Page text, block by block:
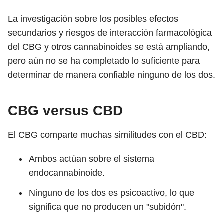
La investigación sobre los posibles efectos
secundarios y riesgos de interacción farmacológica
del CBG y otros cannabinoides se está ampliando,
pero aún no se ha completado lo suficiente para
determinar de manera confiable ninguno de los dos.
CBG versus CBD
El CBG comparte muchas similitudes con el CBD:
Ambos actúan sobre el sistema
endocannabinoide.
Ninguno de los dos es psicoactivo, lo que
significa que no producen un "subidón".